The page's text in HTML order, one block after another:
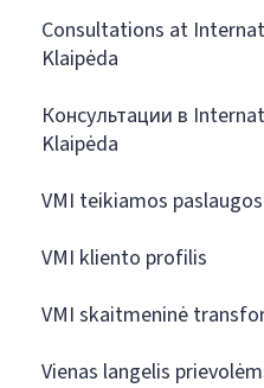
Consultations at
Klaipėda
Консультации в
Klaipėda
VMI teikiamos paslaugos
VMI kliento profilis
VMI skaitmeninė
Vienas langelis